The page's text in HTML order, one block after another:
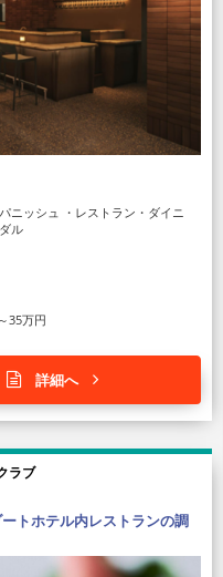
ニッシュ ・レストラン・ダイニ
ル
35万円
詳細へ
ラブ
トホテル内レストランの調